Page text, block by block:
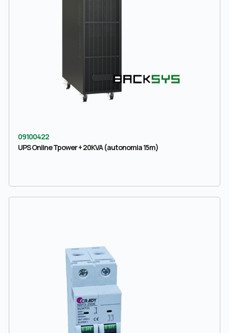
09100422
UPS Online Tpower + 20KVA (autonomia 15m)